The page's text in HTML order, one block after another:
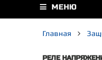
МЕНЮ
Главная
РЕЛЕ